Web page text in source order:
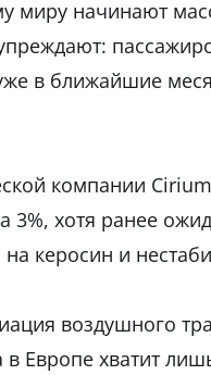
миру начинают
в ближайшие
компании
3%, хотя ранее
керосин и
воздушного
Европе хватит